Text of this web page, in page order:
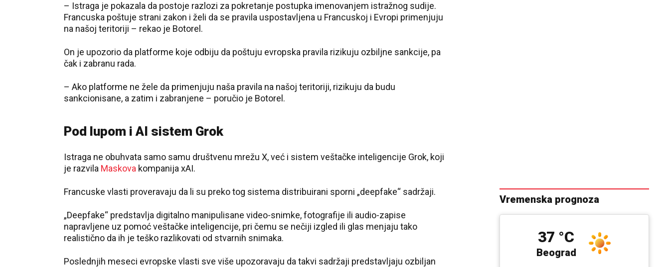
– Istraga je pokazala da postoje razlozi za pokretanje postupka imenovanjem istražnog sudije.
Francuska poštuje strani zakon i želi da se pravila uspostavljena u Francuskoj i Evropi primenjuju
na našoj teritoriji – rekao je Botorel.
On je upozorio da platforme koje odbiju da poštuju evropska pravila rizikuju ozbiljne sankcije, pa
čak i zabranu rada.
– Ako platforme ne žele da primenjuju naša pravila na našoj teritoriji, rizikuju da budu
sankcionisane, a zatim i zabranjene – poručio je Botorel.
Pod lupom i AI sistem Grok
Istraga ne obuhvata samo samu društvenu mrežu X, već i sistem veštačke inteligencije Grok, koji
je razvila Maskova kompanija xAI.
Francuske vlasti proveravaju da li su preko tog sistema distribuirani sporni „deepfake“ sadržaji.
„Deepfake“ predstavlja digitalno manipulisane video-snimke, fotografije ili audio-zapise
napravljene uz pomoć veštačke inteligencije, pri čemu se nečiji izgled ili glas menjaju tako
realistično da ih je teško razlikovati od stvarnih snimaka.
Poslednjih meseci evropske vlasti sve više upozoravaju da takvi sadržaji predstavljaju ozbiljan
Vremenska prognoza
Beograd
37 °C